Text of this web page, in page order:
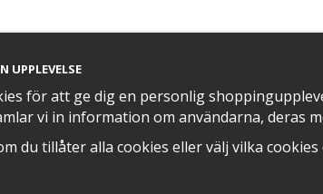
UPPLEVELSE
för att ge dig en personlig
vi in information om användarna, deras
du tillåter alla cookies eller välj vilka